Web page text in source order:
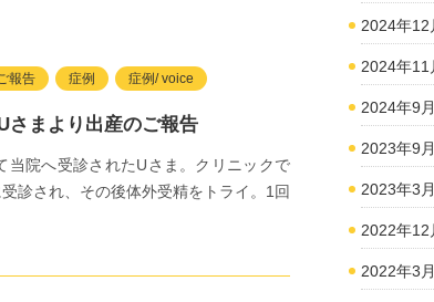
報告 症例 症例/ voice
さまより出産のご報告
当院へ受診されたUさま。クリニックで
診され、その後体外受精をトライ。1回
2024年12
2024年11
2024年9月
2023年9月
2023年3月
2022年12
2022年3月